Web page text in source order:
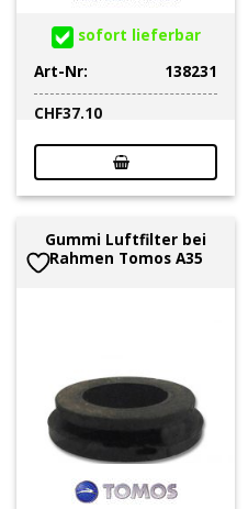
sofort lieferbar
Art-Nr:
138231
CHF37.10
Gummi Luftfilter bei
Rahmen Tomos A35